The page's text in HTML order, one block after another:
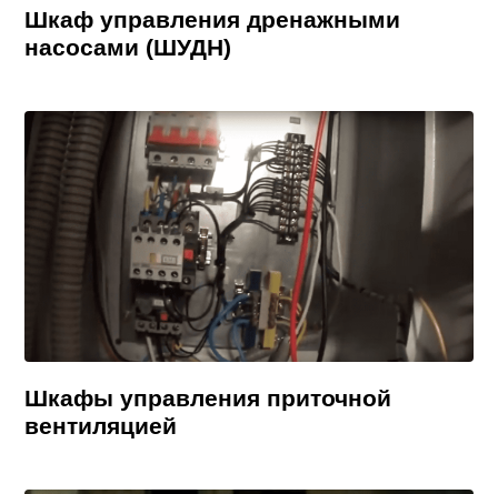
Шкаф управления дренажными
насосами (ШУДН)
Шкафы управления приточной
вентиляцией